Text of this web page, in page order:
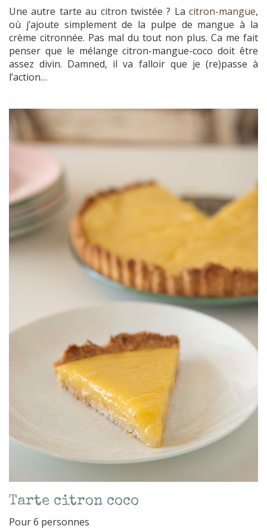
Une autre tarte au citron twistée ? La citron-mangue,
où j’ajoute simplement de la pulpe de mangue à la
crème citronnée. Pas mal du tout non plus. Ca me fait
penser que le mélange citron-mangue-coco doit être
assez divin. Damned, il va falloir que je (re)passe à
l’action…
Tarte citron coco
Pour 6 personnes